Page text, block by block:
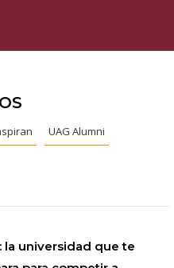
UAG Alumni
la universidad que te